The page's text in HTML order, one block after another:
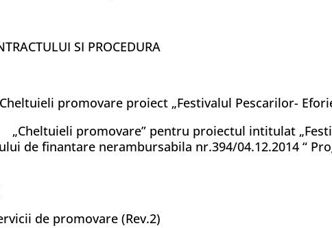
SI PROCEDURA
promovare proiect „Festivalul Pescarilor-
promovare” pentru proiectul intitulat
de finantare nerambursabila nr.394/04.12.2014 “
de promovare (Rev.2)